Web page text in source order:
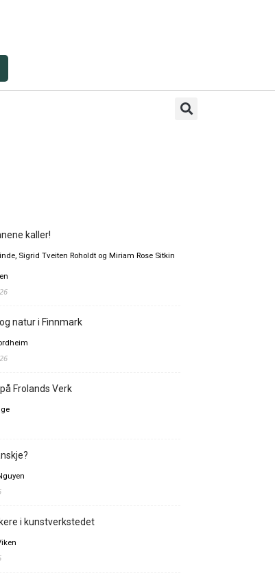
kaller!
Sigrid Tveiten Roholdt og Miriam Rose Sitkin
natur i Finnmark
Frolands Verk
i kunstverkstedet